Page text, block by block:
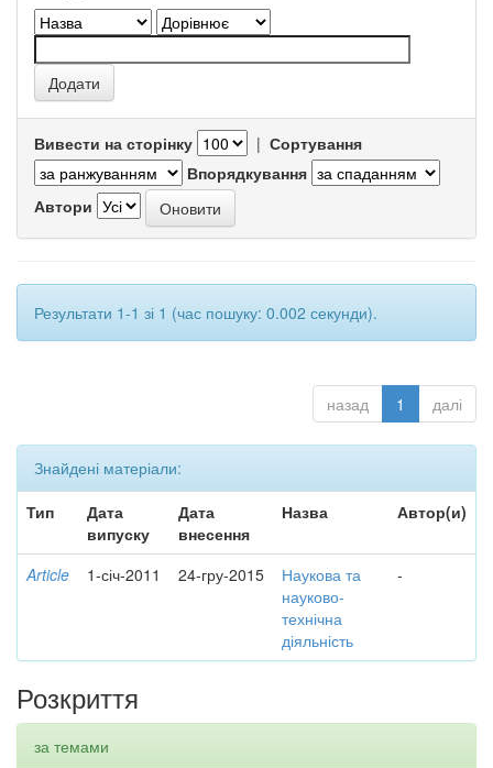
Вивести на сторінку | Сортування
Впорядкування
Автори
Результати 1-1 зі 1 (час пошуку: 0.002 секунди).
назад 1 далі
Знайдені матеріали:
Тип
Дата
випуску
Дата
внесення
Назва Автор(и)
Article 1-січ-2011 24-гру-2015
Наукова та
науково-
технічна
діяльність
-
Розкриття
за темами